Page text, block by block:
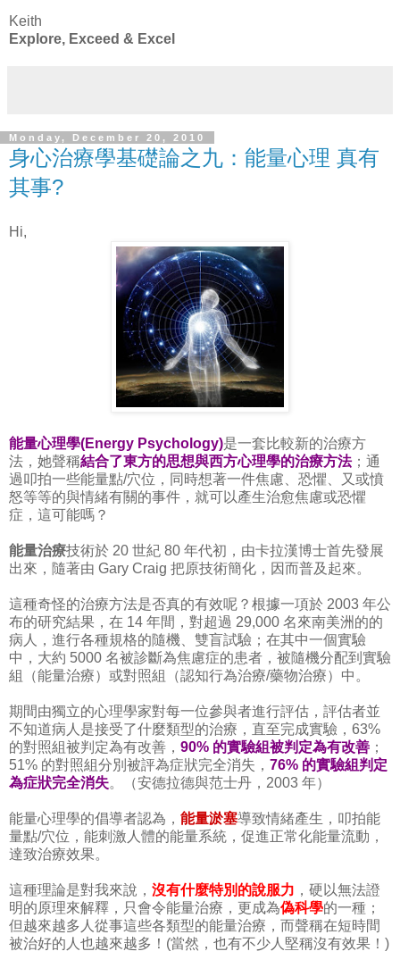
Keith
Explore, Exceed & Excel
Monday, December 20, 2010
身心治療學基礎論之九：能量心理 真有
其事?
Hi,
能量心理學(Energy Psychology)是一套比較新的治療方
法，她聲稱結合了東方的思想與西方心理學的治療方法；通
過叩拍一些能量點/穴位，同時想著一件焦慮、恐懼、又或憤
怒等等的與情緒有關的事件，就可以產生治愈焦慮或恐懼
症，這可能嗎？
能量治療技術於 20 世紀 80 年代初，由卡拉漢博士首先發展
出來，隨著由 Gary Craig 把原技術簡化，因而普及起來。
這種奇怪的治療方法是否真的有效呢？根據一項於 2003 年公
布的研究結果，在 14 年間，對超過 29,000 名來南美洲的的
病人，進行各種規格的隨機、雙盲試驗；在其中一個實驗
中，大約 5000 名被診斷為焦慮症的患者，被隨機分配到實驗
組（能量治療）或對照組（認知行為治療/藥物治療）中。
期間由獨立的心理學家對每一位參與者進行評估，評估者並
不知道病人是接受了什麼類型的治療，直至完成實驗，63%
的對照組被判定為有改善， 90% 的實驗組被判定為有改善 ；
51% 的對照組分別被評為症狀完全消失， 76% 的實驗組判定
為症狀完全消失。（安德拉德與范士丹，2003 年）
能量心理學的倡導者認為， 能量淤塞導致情緒產生，叩拍能
量點/穴位，能刺激人體的能量系統，促進正常化能量流動，
達致治療效果。
這種理論是對我來說， 沒有什麼特別的說服力 ，硬以無法證
明的原理來解釋，只會令能量治療，更成為偽科學的一種；
但越來越多人從事這些各類型的能量治療，而聲稱在短時間
被治好的人也越來越多！(當然，也有不少人堅稱沒有效果！)